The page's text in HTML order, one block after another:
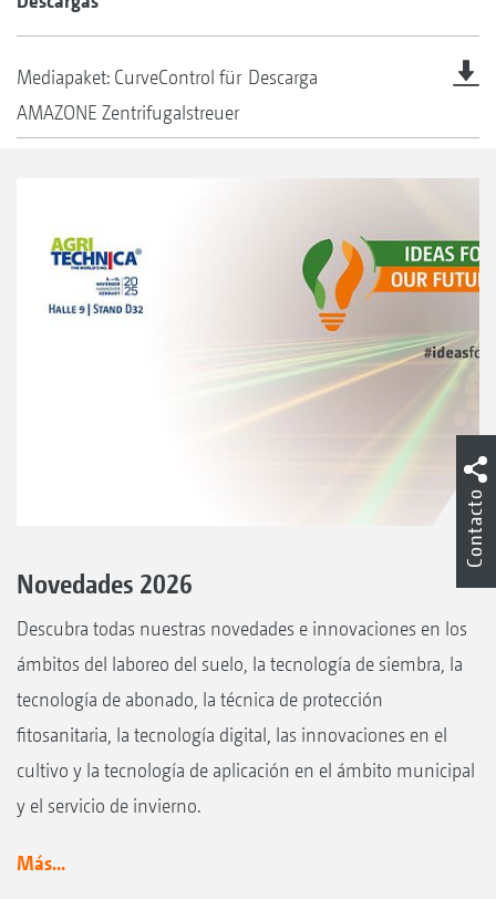
Mediapaket: CurveControl für
AMAZONE Zentrifugalstreuer
Descarga
Novedades 2026
Descubra todas nuestras novedades e innovaciones en los
ámbitos del laboreo del suelo, la tecnología de siembra, la
tecnología de abonado, la técnica de protección
fitosanitaria, la tecnología digital, las innovaciones en el
cultivo y la tecnología de aplicación en el ámbito municipal
y el servicio de invierno.
Más...
Contacto